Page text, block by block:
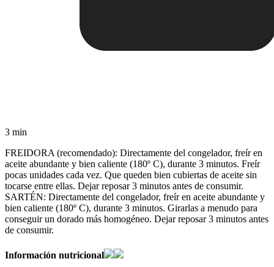
3 min
FREIDORA (recomendado): Directamente del congelador, freír en
aceite abundante y bien caliente (180º C), durante 3 minutos. Freír
pocas unidades cada vez. Que queden bien cubiertas de aceite sin
tocarse entre ellas. Dejar reposar 3 minutos antes de consumir.
SARTÉN: Directamente del congelador, freír en aceite abundante y
bien caliente (180º C), durante 3 minutos. Girarlas a menudo para
conseguir un dorado más homogéneo. Dejar reposar 3 minutos antes
de consumir.
Información nutricional